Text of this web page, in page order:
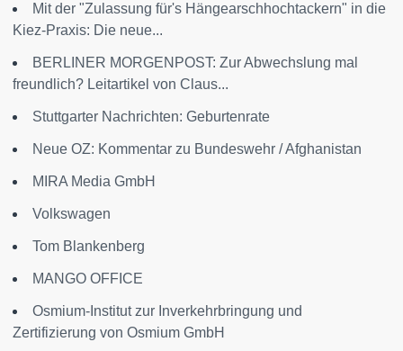
Mit der "Zulassung für's Hängearschhochtackern" in die
Kiez-Praxis: Die neue...
BERLINER MORGENPOST: Zur Abwechslung mal
freundlich? Leitartikel von Claus...
Stuttgarter Nachrichten: Geburtenrate
Neue OZ: Kommentar zu Bundeswehr / Afghanistan
MIRA Media GmbH
Volkswagen
Tom Blankenberg
MANGO OFFICE
Osmium-Institut zur Inverkehrbringung und
Zertifizierung von Osmium GmbH